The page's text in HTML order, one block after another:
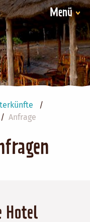
Menü
Anfrage
Hotel